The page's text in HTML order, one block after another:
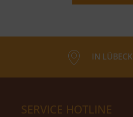
IN LÜBECK
SERVICE HOTLINE